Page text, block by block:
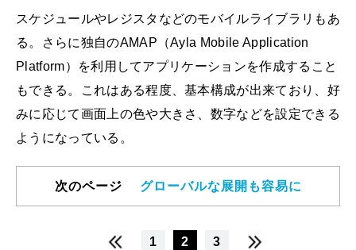
スケジュールやレジスタなどのモバイルライブラリもあ
る。さらに独自のAMAP（Ayla Mobile Application
Platform）を利用してアプリケーションを作成すること
もできる。これはある程度、基本構成が出来ており、好
みに応じて画面上の色や大きさ、数字などを設定できる
ようになっている。
次のページ グローバルな展開も容易に
1 2 3